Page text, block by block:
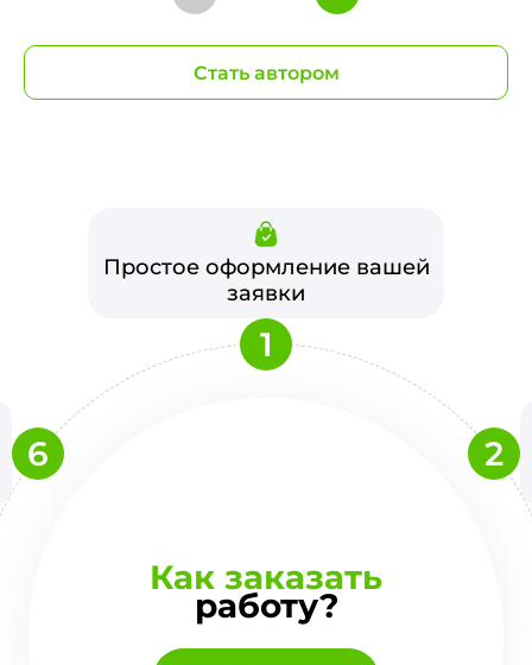
Стать автором
Как заказать
работу?
Простое оформление вашей
заявки
1
2
6